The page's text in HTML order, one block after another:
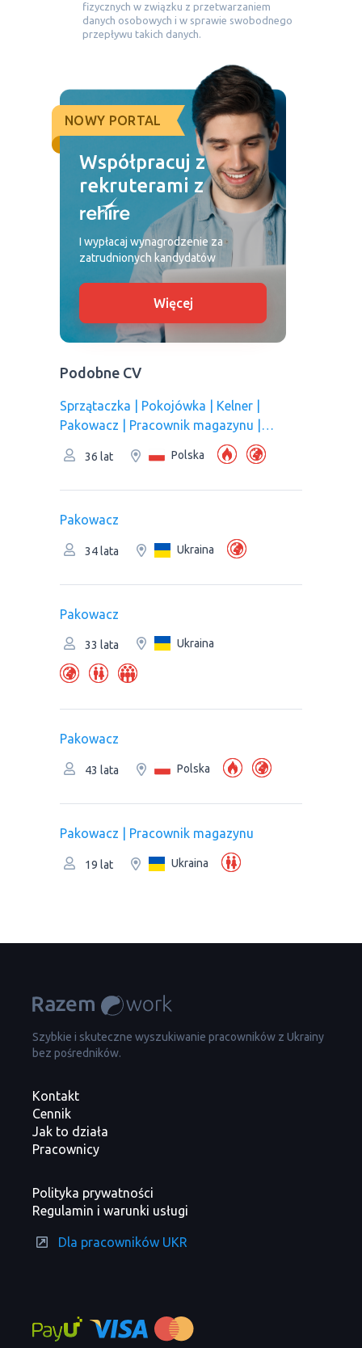
fizycznych w związku z przetwarzaniem
danych osobowych i w sprawie swobodnego
przepływu takich danych.
NOWY PORTAL
Współpracuj z
rekruterami z
I wypłacaj wynagrodzenie za
zatrudnionych kandydatów
Więcej
Podobne CV
Sprzątaczka | Pokojówka | Kelner |
Pakowacz | Рracownik magazynu |
Pracownik kuchni/Pomoc kuchenna |
Pracownik produkcji | Оperator linii
36 lat Polska
Pakowacz
34 lata Ukraina
Pakowacz
33 lata Ukraina
Pakowacz
43 lata Polska
Pakowacz | Рracownik magazynu
19 lat Ukraina
Szybkie i skuteczne wyszukiwanie pracowników z Ukrainy
bez pośredników.
Kontakt
Cennik
Jak to działa
Pracownicy
Polityka prywatności
Regulamin i warunki usługi
Dla pracowników UKR